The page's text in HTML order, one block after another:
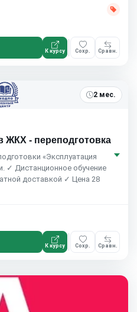
К курсу Сохр. Сравн.
2 мес.
ЖКХ - переподготовка
«Эксплуатация
✓ Дистанционное обучение
доставкой ✓ Цена 28
К курсу Сохр. Сравн.